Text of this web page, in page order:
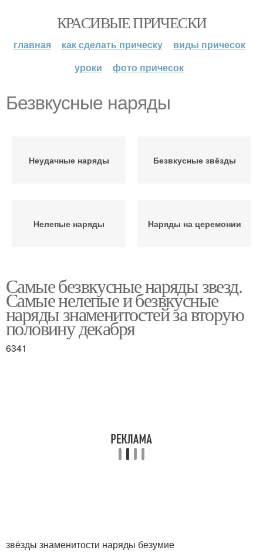
КРАСИВЫЕ ПРИЧЕСКИ
главная как сделать прическу
виды причесок
уроки
фото причесок
Безвкусные наряды
Неудачные наряды Безвкусные звёзды
Нелепые наряды Наряды на церемонии
Самые безвкусные наряды звезд.
Самые нелепые и безвкусные
наряды знаменитостей за вторую
половину декабря
6341
звёзды знаменитости наряды безумие